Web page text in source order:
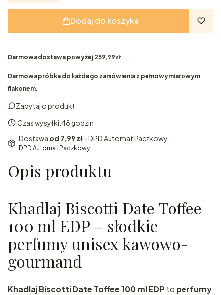
Dodaj do koszyka
Darmowa dostawa powyżej 259,99zł
Darmowa próbka do każdego zamówienia z pełnowymiarowym
flakonem.
Zapytaj o produkt
Czas wysyłki:48 godzin
Dostawa od 7,99 zł- DPD Automat Paczkowy
DPD Automat Paczkowy
Opis produktu
Khadlaj Biscotti Date Toffee
100 ml EDP – słodkie
perfumy unisex kawowo-
gourmand
Khadlaj Biscotti Date Toffee 100 ml EDP to perfumy